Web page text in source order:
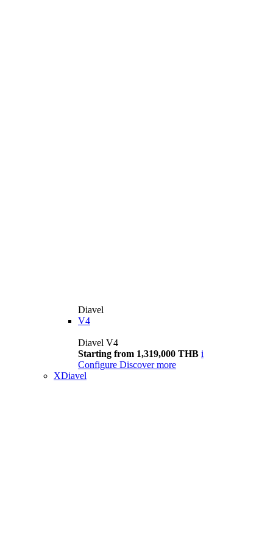
Diavel
V4
Diavel V4
Starting from 1,319,000 THB i
Configure Discover more
XDiavel